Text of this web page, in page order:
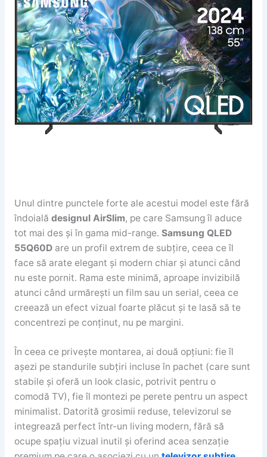
Unul dintre punctele forte ale acestui model este fără
îndoială designul AirSlim, pe care Samsung îl aduce
tot mai des și în gama mid-range. Samsung QLED
55Q60Dare un profil extrem de subțire, ceea ce îl
face să arate elegant și modern chiar și atunci când
nu este pornit. Rama este minimă, aproape invizibilă
atunci când urmărești un film sau un serial, ceea ce
creează un efect vizual foarte plăcut și te lasă să te
concentrezi pe conținut, nu pe margini.
În ceea ce privește montarea, ai două opțiuni: fie îl
așezi pe standurile subțiri incluse în pachet (care sunt
stabile și oferă un look clasic, potrivit pentru o
comodă TV), fie îl montezi pe perete pentru un aspect
minimalist. Datorită grosimii reduse, televizorul se
integrează perfect într-un living modern, fără să
ocupe spațiu vizual inutil și oferind acea senzație